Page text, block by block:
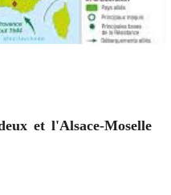
et l'Alsace-Moselle